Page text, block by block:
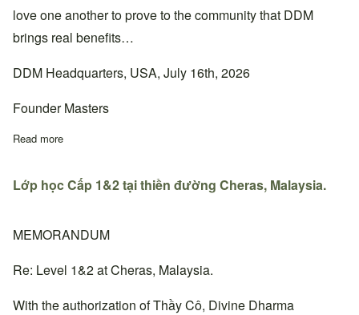
love one another to prove to the community that DDM
brings real benefits…
DDM Headquarters, USA, July 16th, 2026
Founder Masters
Read more
Lớp học Cấp 1&2 tại thiền đường Cheras, Malaysia.
MEMORANDUM
Re: Level 1&2 at Cheras, Malaysia.
With the authorization of Thầy Cô, Divine Dharma